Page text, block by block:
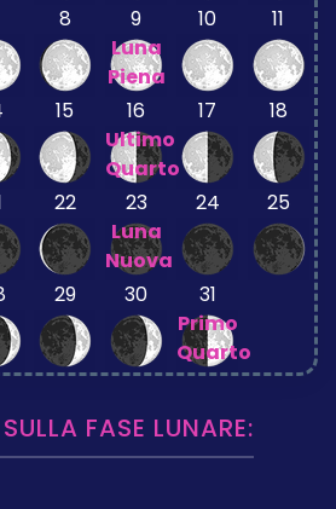
8
9
Luna
Piena
10 11
15
16
Ultimo
Quarto
17 18
22
23
Luna
Nuova
24 25
29 30
31
Primo
Quarto
FASE LUNARE: